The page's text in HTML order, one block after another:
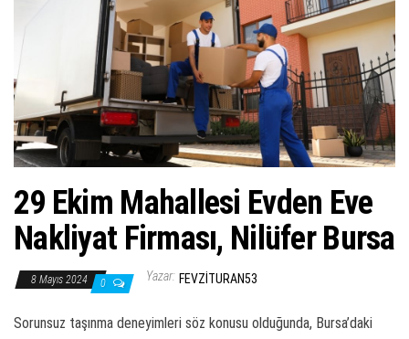
t
r
29 Ekim Mahallesi Evden Eve
Nakliyat Firması, Nilüfer Bursa
8 Mayıs 2024 0 Yazar: FEVZITURAN53
Sorunsuz taşınma deneyimleri söz konusu olduğunda, Bursa’daki